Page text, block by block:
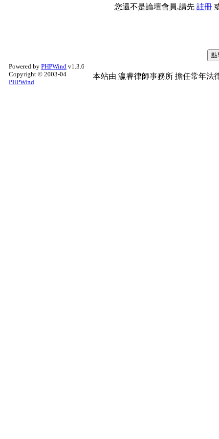
您還不是論壇會員,請先 註冊
Powered by PHPWind v1.3.6
Copyright © 2003-04
PHPWind
本站由 瀛睿律師事務所 擔任常年法